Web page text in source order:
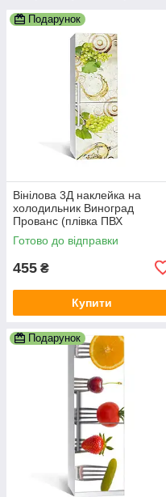
Подарунок
Вінілова 3Д наклейка на
холодильник Виноград
Прованс (плівка ПВХ
фотодрук) 600х1800 мм
Фрукти Зелений
Готово до відправки
455 ₴
Купити
Подарунок